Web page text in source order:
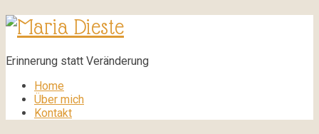
Maria
Erinnerung statt Veränderung
Home
Über mich
Kontakt